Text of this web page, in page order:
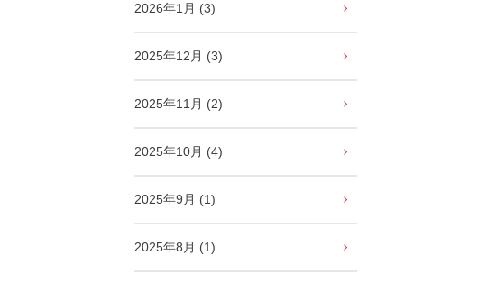
2026年1月 (3)
2025年12月 (3)
2025年11月 (2)
2025年10月 (4)
2025年9月 (1)
2025年8月 (1)